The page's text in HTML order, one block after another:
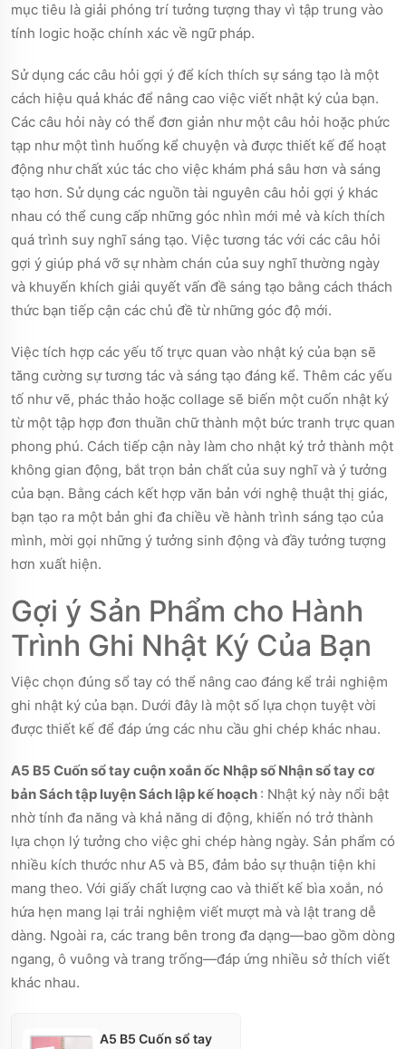
mục tiêu là giải phóng trí tưởng tượng thay vì tập trung vào
tính logic hoặc chính xác về ngữ pháp.
Sử dụng các câu hỏi gợi ý để kích thích sự sáng tạo là một
cách hiệu quả khác để nâng cao việc viết nhật ký của bạn.
Các câu hỏi này có thể đơn giản như một câu hỏi hoặc phức
tạp như một tình huống kể chuyện và được thiết kế để hoạt
động như chất xúc tác cho việc khám phá sâu hơn và sáng
tạo hơn. Sử dụng các nguồn tài nguyên câu hỏi gợi ý khác
nhau có thể cung cấp những góc nhìn mới mẻ và kích thích
quá trình suy nghĩ sáng tạo. Việc tương tác với các câu hỏi
gợi ý giúp phá vỡ sự nhàm chán của suy nghĩ thường ngày
và khuyến khích giải quyết vấn đề sáng tạo bằng cách thách
thức bạn tiếp cận các chủ đề từ những góc độ mới.
Việc tích hợp các yếu tố trực quan vào nhật ký của bạn sẽ
tăng cường sự tương tác và sáng tạo đáng kể. Thêm các yếu
tố như vẽ, phác thảo hoặc collage sẽ biến một cuốn nhật ký
từ một tập hợp đơn thuần chữ thành một bức tranh trực quan
phong phú. Cách tiếp cận này làm cho nhật ký trở thành một
không gian động, bắt trọn bản chất của suy nghĩ và ý tưởng
của bạn. Bằng cách kết hợp văn bản với nghệ thuật thị giác,
bạn tạo ra một bản ghi đa chiều về hành trình sáng tạo của
mình, mời gọi những ý tưởng sinh động và đầy tưởng tượng
hơn xuất hiện.
Gợi ý Sản Phẩm cho Hành
Trình Ghi Nhật Ký Của Bạn
Việc chọn đúng sổ tay có thể nâng cao đáng kể trải nghiệm
ghi nhật ký của bạn. Dưới đây là một số lựa chọn tuyệt vời
được thiết kế để đáp ứng các nhu cầu ghi chép khác nhau.
A5 B5 Cuốn sổ tay cuộn xoắn ốc Nhập số Nhận sổ tay cơ
bản Sách tập luyện Sách lập kế hoạch : Nhật ký này nổi bật
nhờ tính đa năng và khả năng di động, khiến nó trở thành
lựa chọn lý tưởng cho việc ghi chép hàng ngày. Sản phẩm có
nhiều kích thước như A5 và B5, đảm bảo sự thuận tiện khi
mang theo. Với giấy chất lượng cao và thiết kế bìa xoắn, nó
hứa hẹn mang lại trải nghiệm viết mượt mà và lật trang dễ
dàng. Ngoài ra, các trang bên trong đa dạng—bao gồm dòng
ngang, ô vuông và trang trống—đáp ứng nhiều sở thích viết
khác nhau.
A5 B5 Cuốn sổ tay